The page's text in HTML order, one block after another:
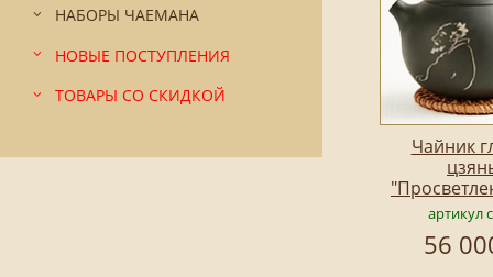
НАБОРЫ ЧАЕМАНА
НОВЫЕ ПОСТУПЛЕНИЯ
ТОВАРЫ СО СКИДКОЙ
Чайник
артикул
56